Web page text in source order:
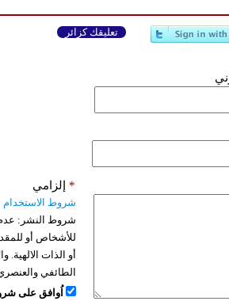
تعليقك كزائر
إلزامي *
شروط الاستخدام
شروط النشر:
للأشخاص أو
أو الذات الالهية.
الطائفي
اُوافق على